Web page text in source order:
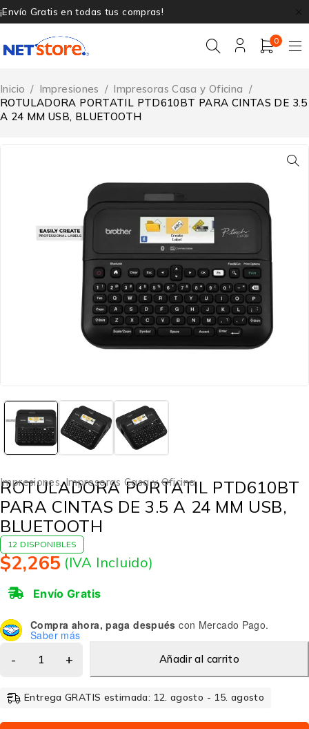
¡Envío Gratis en todas tus compras!
0
Inicio / Impresiones / Impresoras Casa y Oficina /
ROTULADORA PORTATIL PTD610BT PARA CINTAS DE 3.5
A 24 MM USB, BLUETOOTH
Impresiones,Impresoras Casa y Oficina
ROTULADORA PORTATIL PTD610BT
PARA CINTAS DE 3.5 A 24 MM USB,
BLUETOOTH
12 DISPONIBLES
$2,265 (IVA Incluido)
Envío Gratis
Compra ahora, paga después con Mercado Pago.
Saber más
Añadir al carrito
Entrega GRATIS estimada: 12. agosto - 15. agosto